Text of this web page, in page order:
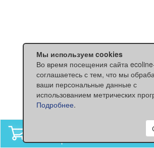
нет товаров
Мы используем cookies
Во время посещения сайта
соглашаетесь с тем, что мы
ваши персональные данные с
использованием метрических
Подробнее.